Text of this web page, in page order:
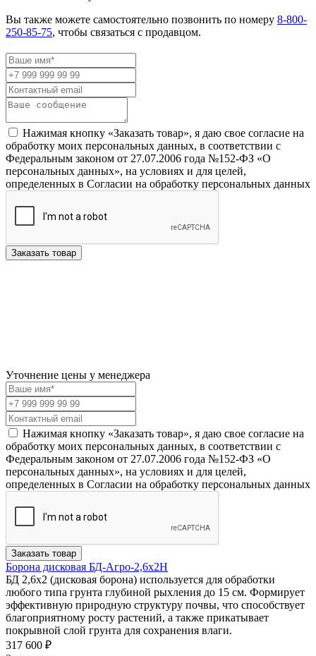
Вы также можете самостоятельно позвонить по номеру 8-800-
250-85-75, чтобы связаться с продавцом.
Нажимая кнопку «Заказать товар», я даю свое согласие на
обработку моих персональных данных, в соответствии с
Федеральным законом от 27.07.2006 года №152-ФЗ «О
персональных данных», на условиях и для целей,
определенных в Согласии на обработку персональных данных
Заказать товар
Уточнение цены у менеджера
Нажимая кнопку «Заказать товар», я даю свое согласие на
обработку моих персональных данных, в соответствии с
Федеральным законом от 27.07.2006 года №152-ФЗ «О
персональных данных», на условиях и для целей,
определенных в Согласии на обработку персональных данных
Заказать товар
Борона дисковая БД-Агро-2,6х2Н
БД 2,6х2 (дисковая борона) используется для обработки
любого типа грунта глубиной рыхления до 15 см. Формирует
эффективную природную структуру почвы, что способствует
благоприятному росту растений, а также прикатывает
покрывной слой грунта для сохранения влаги.
317 600 ₽